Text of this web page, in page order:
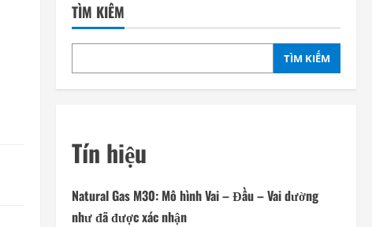
TÌM KIẾM
TÌM KIẾM
Tín hiệu
Natural Gas M30: Mô hình Vai – Đầu – Vai dường
như đã được xác nhận